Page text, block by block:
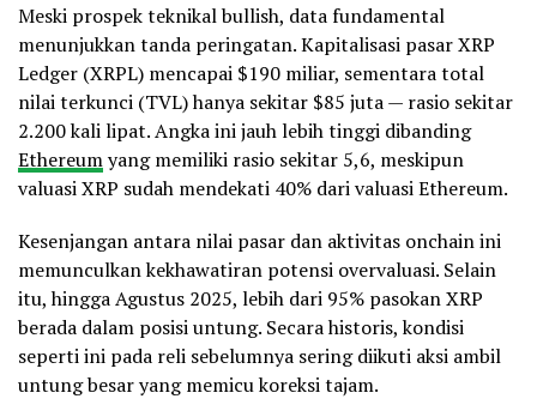
Meski prospek teknikal bullish, data fundamental
menunjukkan tanda peringatan. Kapitalisasi pasar XRP
Ledger (XRPL) mencapai $190 miliar, sementara total
nilai terkunci (TVL) hanya sekitar $85 juta — rasio sekitar
2.200 kali lipat. Angka ini jauh lebih tinggi dibanding
Ethereumyang memiliki rasio sekitar 5,6, meskipun
valuasi XRP sudah mendekati 40% dari valuasi Ethereum.
Kesenjangan antara nilai pasar dan aktivitas onchain ini
memunculkan kekhawatiran potensi overvaluasi. Selain
itu, hingga Agustus 2025, lebih dari 95% pasokan XRP
berada dalam posisi untung. Secara historis, kondisi
seperti ini pada reli sebelumnya sering diikuti aksi ambil
untung besar yang memicu koreksi tajam.